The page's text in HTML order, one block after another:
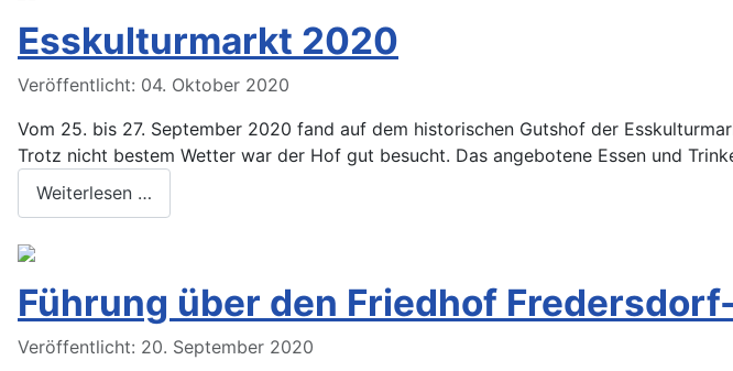
Esskulturmarkt 2020
Veröffentlicht: 04. Oktober 2020
Vom 25. bis 27. September 2020 fand auf dem historischen Gutshof der
Trotz nicht bestem Wetter war der Hof gut besucht. Das angebotene Essen und
Weiterlesen …
Führung über den Friedhof
Veröffentlicht: 20. September 2020